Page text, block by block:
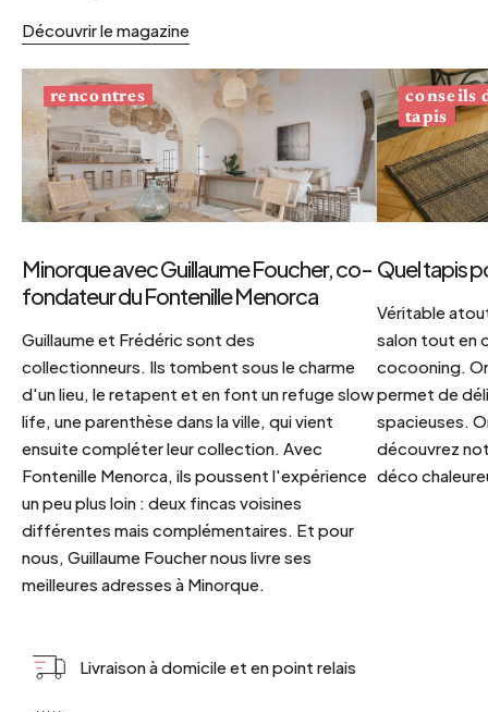
Découvrir le magazine
rencontres
Minorque avec Guillaume Foucher, co-
fondateur du Fontenille Menorca
Guillaume et Frédéric sont des
collectionneurs. Ils tombent sous le charme
d'un lieu, le retapent et en font un refuge slow
life, une parenthèse dans la ville, qui vient
ensuite compléter leur collection. Avec
Fontenille Menorca, ils poussent l'expérience
un peu plus loin : deux fincas voisines
différentes mais complémentaires. Et pour
nous, Guillaume Foucher nous livre ses
meilleures adresses à Minorque.
conseils
tapis
Quel tapis
Véritable
salon tout en
cocooning.
permet de
spacieuses.
découvrez
déco
Livraison à domicile et en point relais